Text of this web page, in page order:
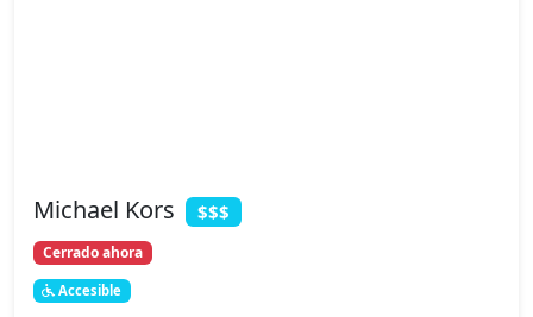
Michael Kors $$$
Cerrado ahora
Accesible